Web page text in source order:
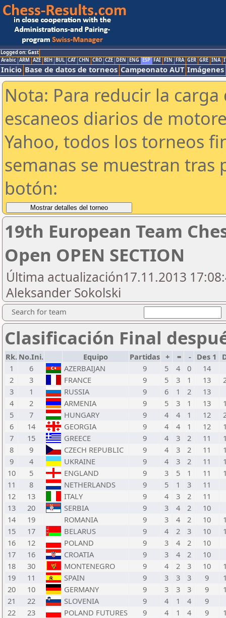
Logged on: Gast
Arabic ARM AZE BIH BUL CAT CHN CRO CZE DEN ENG ESP FAI FIN FRA GER GRE INA
Inicio Base de datos de torneos Campeonato AUT Imágenes
Nota: Para reducir la
escaneos diarios de
Yahoo, todos los torneos
semanas se muestran tras
botón:
19th European Team
Open OPEN SECTION
Última actualización17.11.2013
Aleksander Sokolski
Search for team
Clasificación Final
Rk. No.Ini. Equipo Partidas + = - Des 1
1
6 AZERBAIJAN 9 5 4 0
14
2
3 FRANCE 9 5 3 1 13
3
1 RUSSIA 9 6 1 2
13
4
2 ARMENIA 9 5 3 1 13
5
7 HUNGARY 9 4 4 1 12
6
14 GEORGIA 9 4 4 1 12
7
15 GREECE 9 4 3 2 11
8
9 CZECH REPUBLIC 9 4 3 2 11
9
4 UKRAINE 9 4 3 2 11
10
5 ENGLAND 9 3 5 1 11
11
8 NETHERLANDS 9 5 1 3
11
12
13 ITALY 9 4 3 2
11
13
20 SERBIA 9 3 4 2
10
14
19 ROMANIA 9 3 4 2 10
15
17 BELARUS 9 4 2 3 10
16
12 POLAND 9 3 4 2
10
17
16 CROATIA 9 3 4 2
10
18
30 MONTENEGRO 9 4 2 3 10
19
11 SPAIN 9 3 3 3 9
20
10 GERMANY 9 3 3 3 9
21
22 SLOVENIA 9 4 1 4
9
22
23 POLAND FUTURES 9 4 1 4 9